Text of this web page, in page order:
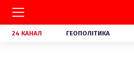
24 КАНАЛ ГЕОПОЛІТИКА